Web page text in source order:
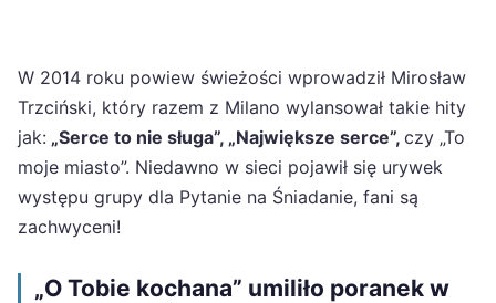
W 2014 roku powiew świeżości wprowadził Mirosław
Trzciński, który razem z Milano wylansował takie hity
jak: „Serce to nie sługa”, „Największe serce”, czy „To
moje miasto”. Niedawno w sieci pojawił się urywek
występu grupy dla Pytanie na Śniadanie, fani są
zachwyceni!
„O Tobie kochana” umiliło poranek w